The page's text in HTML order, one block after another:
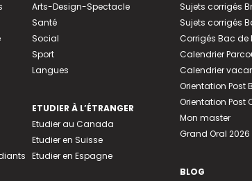
Arts-Design-Spectacle
Santé
Social
Sport
Langues
ETUDIER À L’ÉTRANGER
Etudier au Canada
Etudier en Suisse
Etudier en Espagne
Sujets corrigés
Sujets corrigés
Corrigés Bac de
Calendrier
Calendrier
Orientation Post
Orientation Post
Mon master
Grand Oral 2026
BLOG